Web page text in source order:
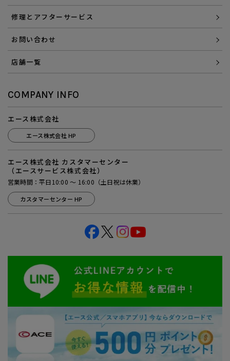
修理とアフターサービス
お問い合わせ
店舗一覧
COMPANY INFO
エース株式会社
エース株式会社 HP
エース株式会社 カスタマーセンター
（エースサービス株式会社）
営業時間：平日10:00 ～ 16:00（土日祝は休業）
カスタマーセンター HP